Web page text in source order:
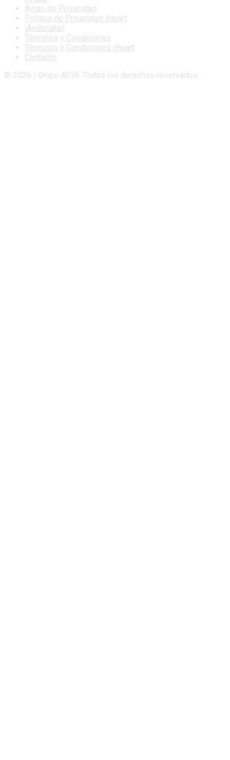
Aviso de Privacidad
Politica de Privacidad iHeart
¡Anúnciate!
Términos y Condiciones
Términos y Condiciones iHeart
Contacto
© 2026 | Grupo ACIR. Todos los derechos reservados.